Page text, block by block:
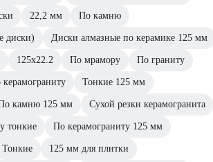
22,2 мм По камню
диски) Диски алмазные по керамике 125 мм
125х22.2 По мрамору По граниту
Тонкие 125 мм
камню 125 мм Сухой резки керамогранита
тонкие По керамограниту 125 мм
Тонкие 125 мм для плитки